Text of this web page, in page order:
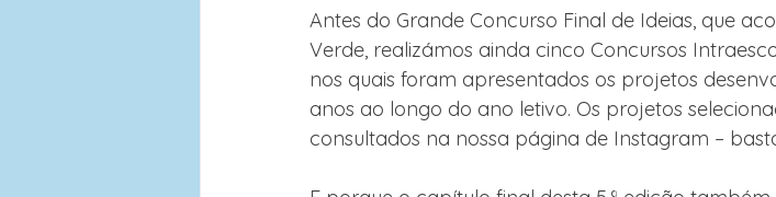
Antes do Grande Concurso Final de Ideias, que
Verde, realizámos ainda cinco Concursos
nos quais foram apresentados os projetos
anos ao longo do ano letivo. Os projetos
consultados na nossa página de Instagram –